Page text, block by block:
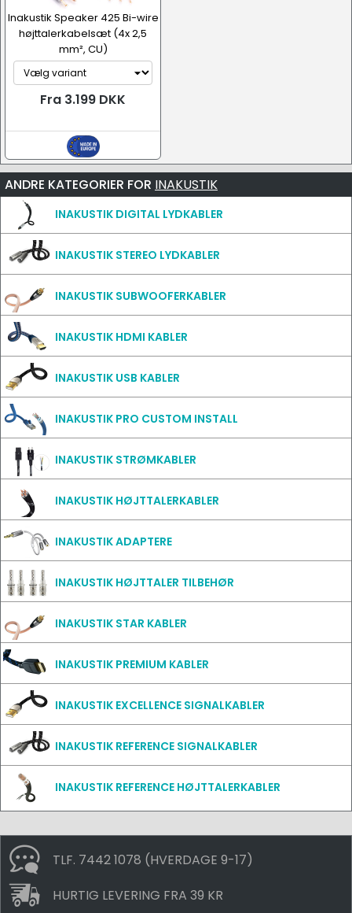
Inakustik Speaker 425 Bi-wire
højttalerkabelsæt (4x 2,5
mm², CU)
Fra 3.199 DKK
ANDRE KATEGORIER FOR INAKUSTIK
INAKUSTIK DIGITAL LYDKABLER
INAKUSTIK STEREO LYDKABLER
INAKUSTIK SUBWOOFERKABLER
INAKUSTIK HDMI KABLER
INAKUSTIK USB KABLER
INAKUSTIK PRO CUSTOM INSTALL
INAKUSTIK STRØMKABLER
INAKUSTIK HØJTTALERKABLER
INAKUSTIK ADAPTERE
INAKUSTIK HØJTTALER TILBEHØR
INAKUSTIK STAR KABLER
INAKUSTIK PREMIUM KABLER
INAKUSTIK EXCELLENCE SIGNALKABLER
INAKUSTIK REFERENCE SIGNALKABLER
INAKUSTIK REFERENCE HØJTTALERKABLER
TLF. 7442 1078 (HVERDAGE 9-17)
HURTIG LEVERING FRA 39 KR